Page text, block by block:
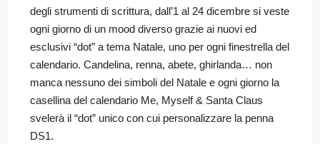
degli strumenti di scrittura, dall’1 al 24 dicembre si veste
ogni giorno di un mood diverso grazie ai nuovi ed
esclusivi “dot” a tema Natale, uno per ogni finestrella del
calendario. Candelina, renna, abete, ghirlanda… non
manca nessuno dei simboli del Natale e ogni giorno la
casellina del calendario Me, Myself & Santa Claus
svelerà il “dot” unico con cui personalizzare la penna
DS1.